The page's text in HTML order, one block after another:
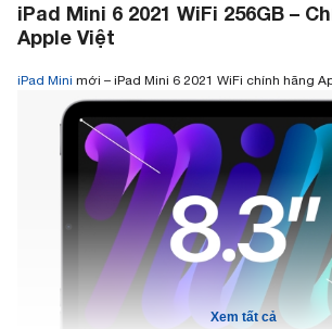
iPad Mini 6 2021 WiFi 256GB –
Apple Việt
iPad Mini mới – iPad Mini 6 2021 WiFi chính hãng
Xem tất cả